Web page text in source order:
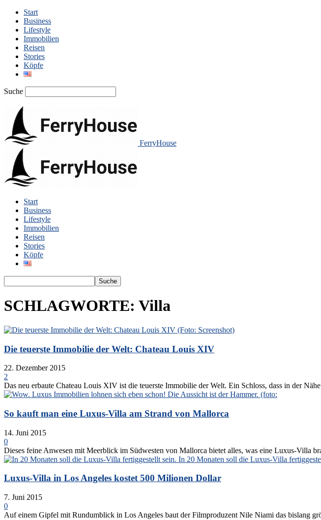
Start
Business
Lifestyle
Immobilien
Reisen
Stories
Köpfe
Suche
FerryHouse
Start
Business
Lifestyle
Immobilien
Reisen
Stories
Köpfe
SCHLAGWORTE: Villa
Die teuerste Immobilie der Welt: Chateau Louis XIV
22. Dezember 2015
2
Das neu erbaute Chateau Louis XIV ist die teuerste Immobilie der Welt. Ein Schloss, dass in der
So kauft man eine Luxus-Villa am Strand von Mallorca
14. Juni 2015
0
Dieses feine Anwesen mit Meerblick im Südwesten von Mallorca bietet alles, was eine Luxus-Villa
Luxus-Villa in Los Angeles kostet 500 Milionen Dollar
7. Juni 2015
0
Auf einem Gipfel mit Rundumblick in Los Angeles baut der Filmproduzent Nile Niami das bislang